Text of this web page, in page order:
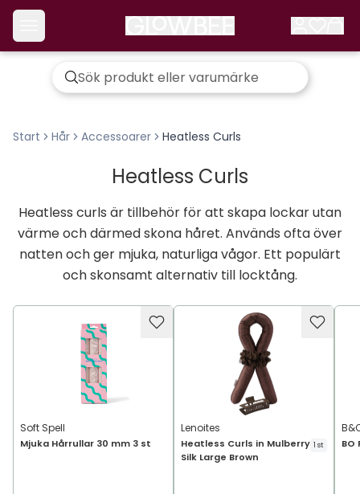
Start Hår Accessoarer Heatless Curls
Heatless Curls
Heatless curls är tillbehör för att skapa lockar utan
värme och därmed skona håret. Används ofta över
natten och ger mjuka, naturliga vågor. Ett populärt
och skonsamt alternativ till locktång.
Soft Spell
Mjuka Hårrullar 30 mm 3 st
Lenoites
Heatless Curls in Mulberry
Silk Large Brown
1 st BO